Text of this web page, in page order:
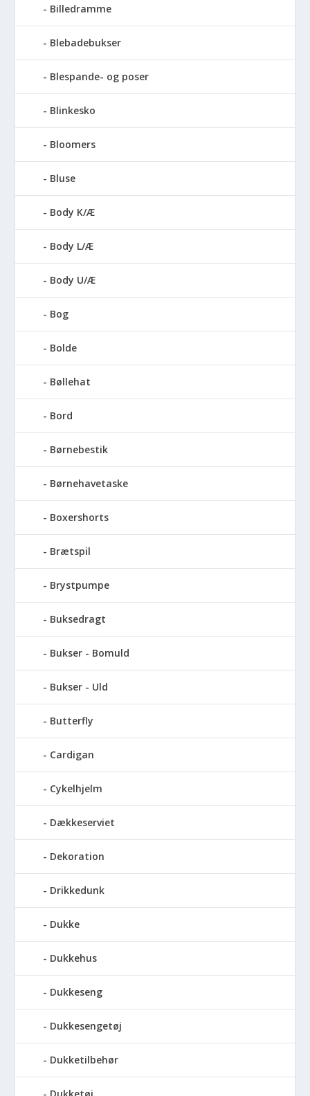
Billedramme
Blebadebukser
Blespande- og poser
Blinkesko
Bloomers
Bluse
Body K/Æ
Body L/Æ
Body U/Æ
Bog
Bolde
Bøllehat
Bord
Børnebestik
Børnehavetaske
Boxershorts
Brætspil
Brystpumpe
Buksedragt
Bukser - Bomuld
Bukser - Uld
Butterfly
Cardigan
Cykelhjelm
Dækkeserviet
Dekoration
Drikkedunk
Dukke
Dukkehus
Dukkeseng
Dukkesengetøj
Dukketilbehør
Dukketøj